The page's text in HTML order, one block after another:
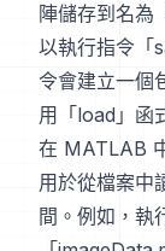
陣儲存到名為
以執行指令
令會建立一個
用「load」函
在 MATLAB
用於從檔案中
間。例如，